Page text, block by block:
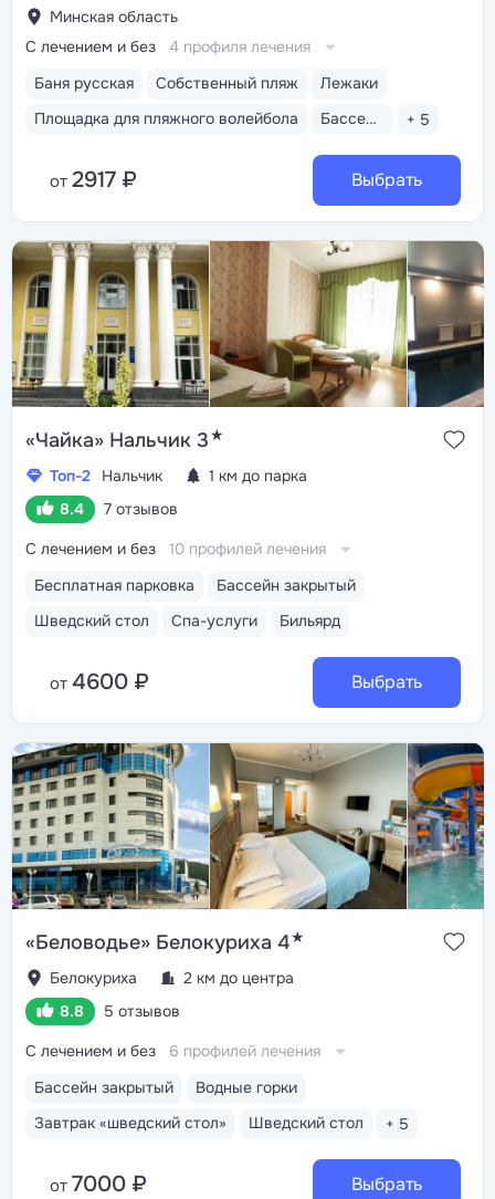
Минская область
Баня русская Собственный пляж
Лежаки
Площадка для пляжного волейбола
Бассейн закрытый + 5
С лечением и без 4 профиля лечения
от 2917 ₽ Выбрать
«Чайка» Нальчик 3★
Топ-2 Нальчик
1 км до парка
8.4
7 отзывов
Бесплатная парковка
Бассейн закрытый
Шведский стол
Спа-услуги Бильярд
С лечением и без 10 профилей лечения
от 4600 ₽ Выбрать
«Беловодье» Белокуриха 4★
Белокуриха
2 км до центра
8.8
5 отзывов
Бассейн закрытый
Водные горки
Завтрак «шведский стол»
Шведский стол + 5
С лечением и без 6 профилей лечения
от 7000 ₽ Выбрать